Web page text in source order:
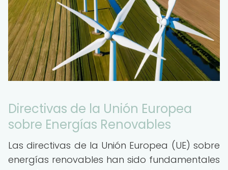
Directivas de la Unión Europea
sobre Energías Renovables
Las directivas de la Unión Europea (UE) sobre
energías renovables han sido fundamentales